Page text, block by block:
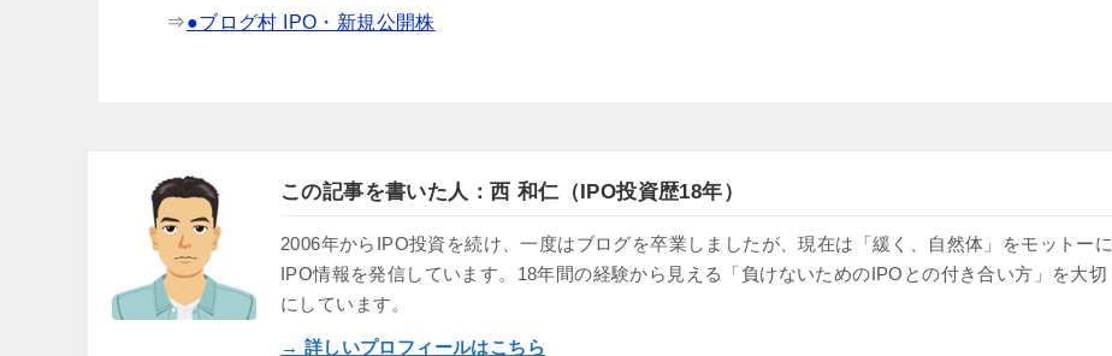
⇒●ブログ村 IPO・新規公開株
この記事を書いた人：西 和仁（IPO投資歴18年）
2006年からIPO投資を続け、一度はブログを卒業しましたが、現在は「緩く、自然体」をモットーに
IPO情報を発信しています。18年間の経験から見える「負けないためのIPOとの付き合い方」を大切
にしています。
→ 詳しいプロフィールはこちら